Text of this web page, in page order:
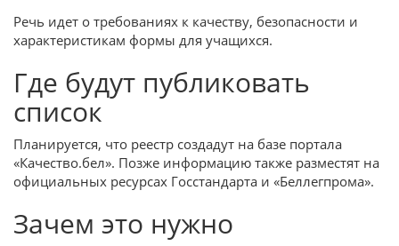
Речь идет о требованиях к качеству, безопасности и
характеристикам формы для учащихся.
Где будут публиковать
список
Планируется, что реестр создадут на базе портала
«Качество.бел». Позже информацию также разместят на
официальных ресурсах Госстандарта и «Беллегпрома».
Зачем это нужно